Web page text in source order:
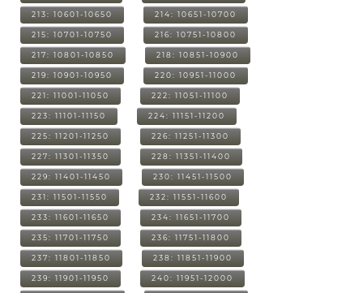
213: 10601-10650 214: 10651-10700
215: 10701-10750 216: 10751-10800
217: 10801-10850 218: 10851-10900
219: 10901-10950 220: 10951-11000
221: 11001-11050 222: 11051-11100
223: 11101-11150 224: 11151-11200
225: 11201-11250 226: 11251-11300
227: 11301-11350 228: 11351-11400
229: 11401-11450 230: 11451-11500
231: 11501-11550 232: 11551-11600
233: 11601-11650 234: 11651-11700
235: 11701-11750 236: 11751-11800
237: 11801-11850 238: 11851-11900
239: 11901-11950 240: 11951-12000